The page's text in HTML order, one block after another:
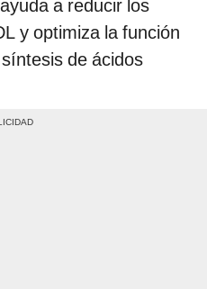
a reducir los
y optimiza la función
de ácidos